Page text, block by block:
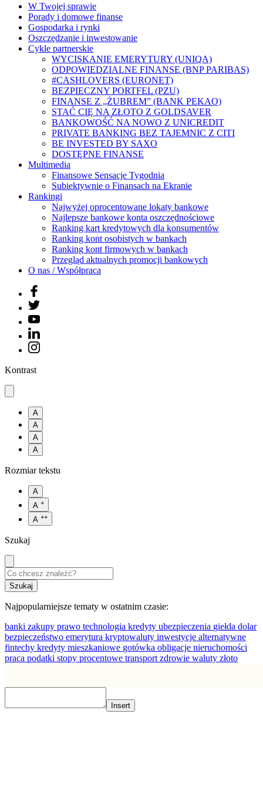
W Twojej sprawie
Porady i domowe finanse
Gospodarka i rynki
Oszczędzanie i inwestowanie
Cykle partnerskie
WYCISKANIE EMERYTURY (UNIQA)
ODPOWIEDZIALNE FINANSE (BNP PARIBAS)
#CASHLOVERS (EURONET)
BEZPIECZNY PORTFEL (PZU)
FINANSE Z „ŻUBREM” (BANK PEKAO)
STAĆ CIĘ NA ZŁOTO Z GOLDSAVER
BANKOWOŚĆ NA NOWO Z UNICREDIT
PRIVATE BANKING BEZ TAJEMNIC Z CITI
BE INVESTED BY SAXO
DOSTĘPNE FINANSE
Multimedia
Finansowe Sensacje Tygodnia
Subiektywnie o Finansach na Ekranie
Rankingi
Najwyżej oprocentowane lokaty bankowe
Najlepsze bankowe konta oszczędnościowe
Ranking kart kredytowych dla konsumentów
Ranking kont osobistych w bankach
Ranking kont firmowych w bankach
Przegląd aktualnych promocji bankowych
O nas / Współpraca
Kontrast
A
A
A
A
Rozmiar tekstu
A
A +
A ++
Szukaj
Najpopularniejsze tematy w ostatnim czasie:
banki zakupy prawo technologia kredyty ubezpieczenia giełda dolar
bezpieczeństwo emerytura kryptowaluty inwestycje alternatywne
fintechy kredyty mieszkaniowe gotówka obligacje nieruchomości
praca podatki stopy procentowe transport zdrowie waluty złoto
Insert